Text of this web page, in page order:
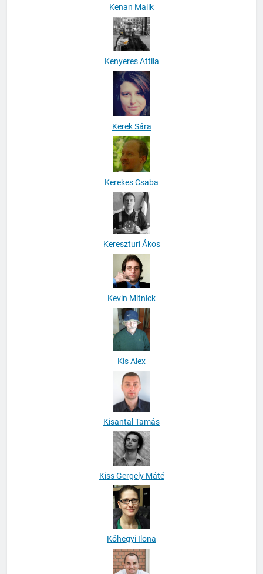
Kenan Malik
Kenyeres Attila
Kerek Sára
Kerekes Csaba
Kereszturi Ákos
Kevin Mitnick
Kis Alex
Kisantal Tamás
Kiss Gergely Máté
Kőhegyi Ilona